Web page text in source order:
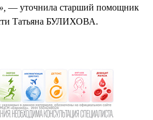
— уточнила старший помощник
Татьяна БУЛИХОВА.